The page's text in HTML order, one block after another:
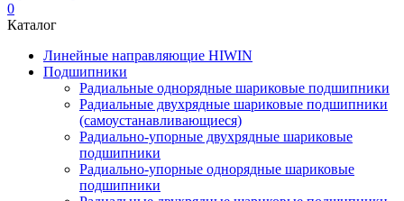
0
Каталог
Линейные направляющие HIWIN
Подшипники
Радиальные однорядные шариковые подшипники
Радиальные двухрядные шариковые подшипники
(самоустанавливающиеся)
Радиально-упорные двухрядные шариковые
подшипники
Радиально-упорные однорядные шариковые
подшипники